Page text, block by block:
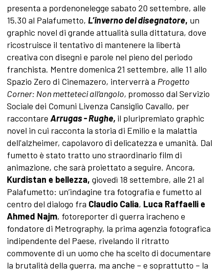
presenta a pordenonelegge sabato 20 settembre, alle
15.30 al Palafumetto, L’inverno del disegnatore, un
graphic novel di grande attualità sulla dittatura, dove
ricostruisce il tentativo di mantenere la libertà
creativa con disegni e parole nel pieno del periodo
franchista. Mentre domenica 21 settembre, alle 11 allo
Spazio Zero di Cinemazero, interverrà a Progetto
Corner: Non metteteci all’angolo, promosso dal Servizio
Sociale dei Comuni Livenza Cansiglio Cavallo, per
raccontare Arrugas - Rughe, il pluripremiato graphic
novel in cui racconta la storia di Emilio e la malattia
dell'alzheimer, capolavoro di delicatezza e umanità. Dal
fumetto è stato tratto uno straordinario film di
animazione, che sarà proiettato a seguire. Ancora,
Kurdistan e bellezza, giovedì 18 settembre, alle 21 al
Palafumetto: un’indagine tra fotografia e fumetto al
centro del dialogo fra Claudio Calia, Luca Raffaelli e
Ahmed Najm, fotoreporter di guerra iracheno e
fondatore di Metrography, la prima agenzia fotografica
indipendente del Paese, rivelando il ritratto
commovente di un uomo che ha scelto di documentare
la brutalità della guerra, ma anche – e soprattutto – la